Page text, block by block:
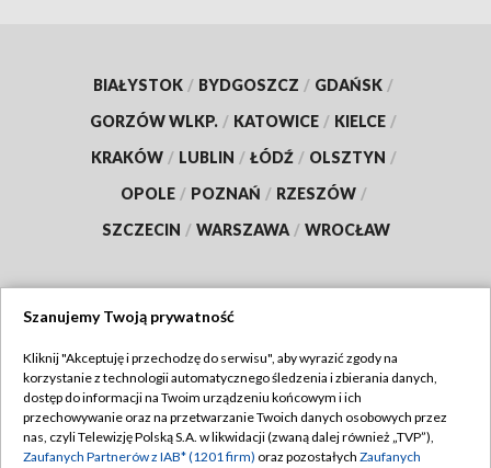
BIAŁYSTOK / BYDGOSZCZ / GDAŃSK /
GORZÓW WLKP. / KATOWICE / KIELCE /
KRAKÓW / LUBLIN / ŁÓDŹ / OLSZTYN /
OPOLE / POZNAŃ / RZESZÓW /
SZCZECIN / WARSZAWA / WROCŁAW
TVP
Abonament TVP
Emisja w TVP
Regulamin TVP
Polityka prywatności
Szanujemy Twoją prywatność
Kliknij "Akceptuję i przechodzę do serwisu", aby wyrazić zgody na
korzystanie z technologii automatycznego śledzenia i zbierania danych,
dostęp do informacji na Twoim urządzeniu końcowym i ich
przechowywanie oraz na przetwarzanie Twoich danych osobowych przez
nas, czyli Telewizję Polską S.A. w likwidacji (zwaną dalej również „TVP”),
Zaufanych Partnerów z IAB* (1201 firm) oraz pozostałych Zaufanych